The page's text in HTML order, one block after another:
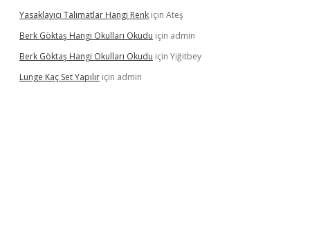
Yasaklayıcı Talimatlar Hangi Renk için Ateş
Berk Göktaş Hangi Okulları Okudu için admin
Berk Göktaş Hangi Okulları Okudu için Yiğitbey
Lunge Kaç Set Yapılır için admin